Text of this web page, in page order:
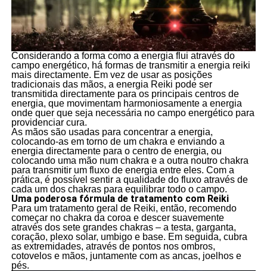
Considerando a forma como a energia flui através do
campo energético, há formas de transmitir a energia reiki
mais directamente. Em vez de usar as posições
tradicionais das mãos, a energia Reiki pode ser
transmitida directamente para os principais centros de
energia, que movimentam harmoniosamente a energia
onde quer que seja necessária no campo energético para
providenciar cura.
As mãos são usadas para concentrar a energia,
colocando-as em torno de um chakra e enviando a
energia directamente para o centro de energia, ou
colocando uma mão num chakra e a outra noutro chakra
para transmitir um fluxo de energia entre eles. Com a
prática, é possível sentir a qualidade do fluxo através de
cada um dos chakras para equilibrar todo o campo.
Uma poderosa fórmula de tratamento com Reiki
Para um tratamento geral de Reiki, então, recomendo
começar no chakra da coroa e descer suavemente
através dos sete grandes chakras – a testa, garganta,
coração, plexo solar, umbigo e base. Em seguida, cubra
as extremidades, através de pontos nos ombros,
cotovelos e mãos, juntamente com as ancas, joelhos e
pés.